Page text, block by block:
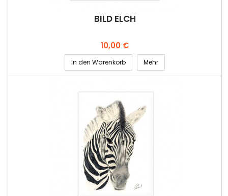
BILD ELCH
Preis
10,00 €
In den Warenkorb Mehr